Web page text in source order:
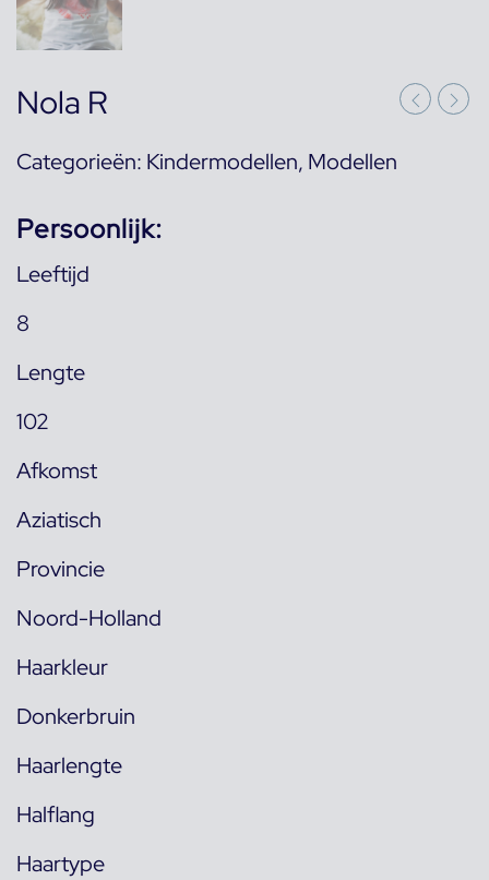
Nola R
Categorieën: Kindermodellen, Modellen
Persoonlijk:
Leeftijd
8
Lengte
102
Afkomst
Aziatisch
Provincie
Noord-Holland
Haarkleur
Donkerbruin
Haarlengte
Halflang
Haartype